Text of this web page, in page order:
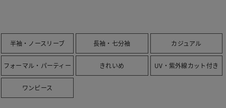
半袖・ノースリーブ 長袖・七分袖 カジュアル
フォーマル・パーティー きれいめ UV・紫外線カット付き
ワンピース